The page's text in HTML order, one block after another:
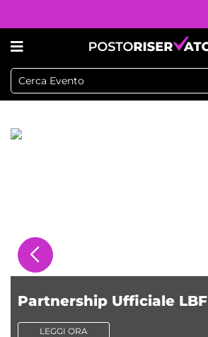
Partnership Ufficiale LBF
LEGGI ORA